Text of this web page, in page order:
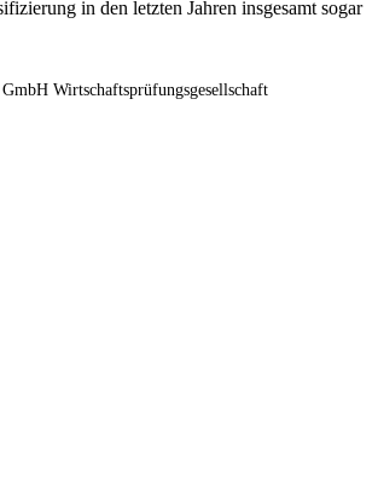
in den letzten Jahren insgesamt sogar
Wirtschaftsprüfungsgesellschaft